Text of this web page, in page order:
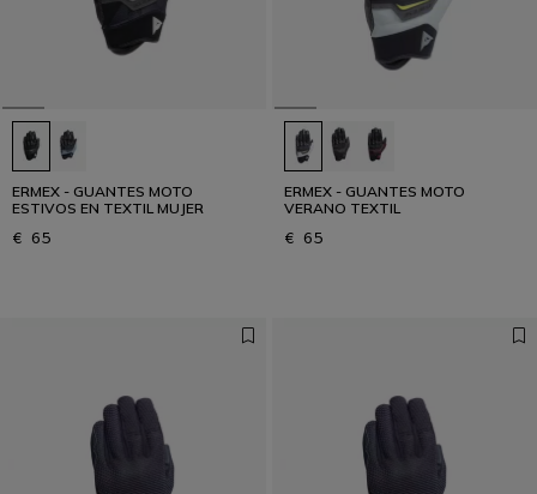
ERMEX - GUANTES MOTO
ESTIVOS EN TEXTIL MUJER
€ 65
ERMEX - GUANTES MOTO
VERANO TEXTIL
€ 65